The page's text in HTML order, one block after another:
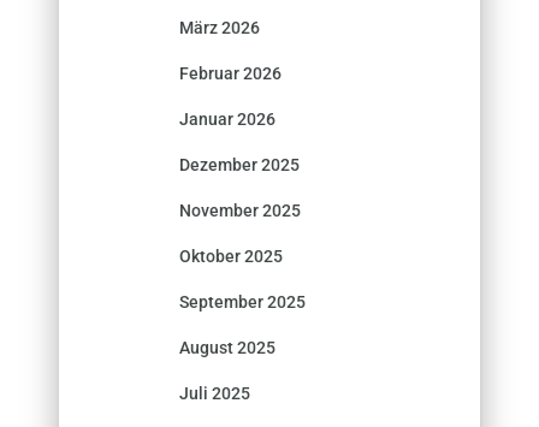
März 2026
Februar 2026
Januar 2026
Dezember 2025
November 2025
Oktober 2025
September 2025
August 2025
Juli 2025